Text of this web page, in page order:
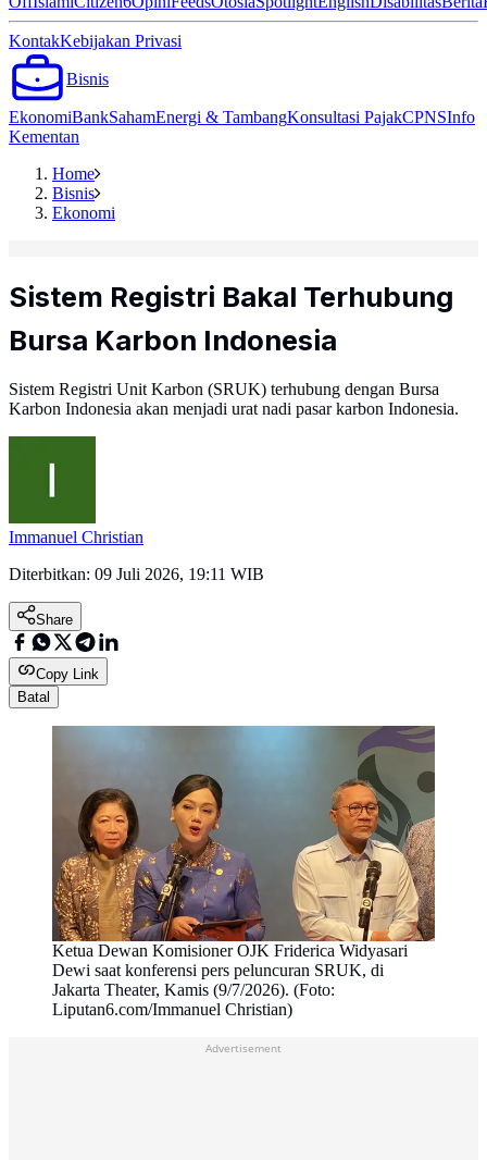
KontakKebijakan Privasi
Bisnis
EkonomiBankSahamEnergi & TambangKonsultasi PajakCPNSInfo
Kementan
Home
Bisnis
Ekonomi
Sistem Registri Bakal Terhubung
Bursa Karbon Indonesia
Sistem Registri Unit Karbon (SRUK) terhubung dengan Bursa
Karbon Indonesia akan menjadi urat nadi pasar karbon Indonesia.
Immanuel Christian
Diterbitkan: 09 Juli 2026, 19:11 WIB
Share
Copy Link
Batal
Ketua Dewan Komisioner OJK Friderica Widyasari
Dewi saat konferensi pers peluncuran SRUK, di
Jakarta Theater, Kamis (9/7/2026). (Foto:
Liputan6.com/Immanuel Christian)
Advertisement